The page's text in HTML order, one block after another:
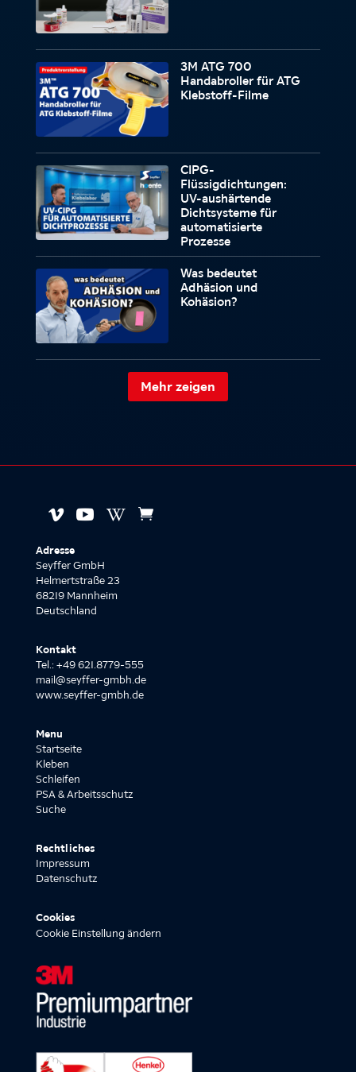
3M ATG 700
Handabroller für ATG
Klebstoff-Filme
CIPG-
Flüssigdichtungen:
UV-aushärtende
Dichtsysteme für
automatisierte
Prozesse
Was bedeutet
Adhäsion und
Kohäsion?
Mehr zeigen
   
Adresse
Seyffer GmbH
Helmertstraße 23
68219 Mannheim
Deutschland
Kontakt
Tel.: +49 621.8779-555
mail@seyffer-gmbh.de
www.seyffer-gmbh.de
Menu
Startseite
Kleben
Schleifen
PSA & Arbeitsschutz
Suche
Rechtliches
Impressum
Datenschutz
Cookies
Cookie Einstellung ändern